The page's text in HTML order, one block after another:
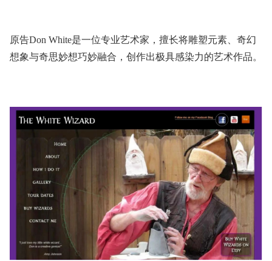
原告Don White是一位专业艺术家，擅长将雕塑元素、奇幻
想象与奇思妙想巧妙融合，创作出极具感染力的艺术作品。